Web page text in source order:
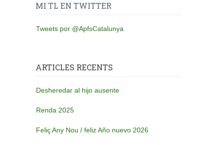
MI TL EN TWITTER
Tweets por @ApfsCatalunya
ARTICLES RECENTS
Desheredar al hijo ausente
Renda 2025
Feliç Any Nou / feliz Año nuevo 2026